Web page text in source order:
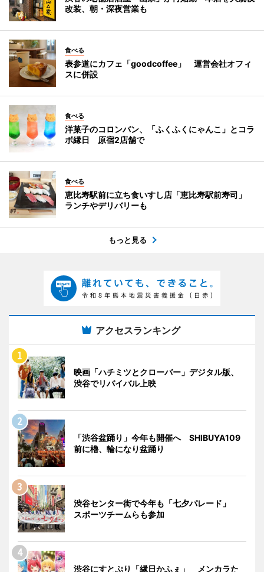
改装、朝・深夜営業も
食べる
表参道にカフェ「goodcoffee」 運営会社オフィ
スに併設
食べる
洋菓子のコロンバン、「ふくふくにゃんこ」とコラ
ボ縁日 原宿2店舗で
食べる
恵比寿駅前に立ち食いすし店「恵比寿駅前寿司」
ランチやデリバリーも
もっと見る
アクセスランキング
映画「ハチミツとクローバー」デジタル版、
渋谷でリバイバル上映
「渋谷盆踊り」今年も開催へ SHIBUYA109
前に櫓、輪になり盆踊り
渋谷センター街で今年も「七夕パレード」
スポーツチームらも参加
渋谷にすとぷり「縁日かふぇ」 メンカラた